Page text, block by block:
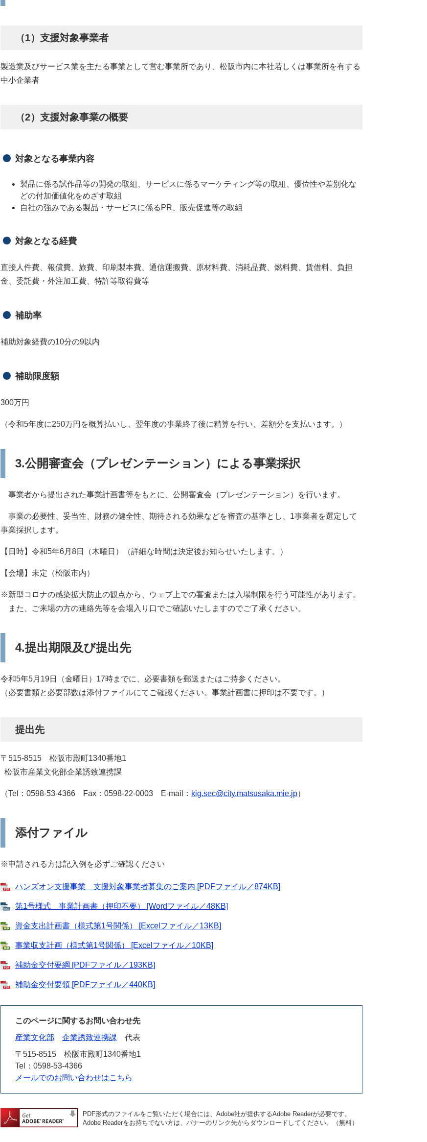
（1）支援対象事業者
製造業及びサービス業を主たる事業として営む事業所であり、松阪市内に本社若しくは事業所を有する
中小企業者
（2）支援対象事業の概要
対象となる事業内容
製品に係る試作品等の開発の取組、サービスに係るマーケティング等の取組、優位性や差別化な
どの付加価値化をめざす取組
自社の強みである製品・サービスに係るPR、販売促進等の取組
対象となる経費
直接人件費、報償費、旅費、印刷製本費、通信運搬費、原材料費、消耗品費、燃料費、賃借料、負担
金、委託費・外注加工費、特許等取得費等
補助率
補助対象経費の10分の9以内
補助限度額
300万円
（令和5年度に250万円を概算払いし、翌年度の事業終了後に精算を行い、差額分を支払います。）
3.公開審査会（プレゼンテーション）による事業採択
事業者から提出された事業計画書等をもとに、公開審査会（プレゼンテーション）を行います。
事業の必要性、妥当性、財務の健全性、期待される効果などを審査の基準とし、1事業者を選定して
事業採択します。
【日時】令和5年6月8日（木曜日）（詳細な時間は決定後お知らせいたします。）
【会場】未定（松阪市内）
※新型コロナの感染拡大防止の観点から、ウェブ上での審査または入場制限を行う可能性があります。
また、ご来場の方の連絡先等を会場入り口でご確認いたしますのでご了承ください。
4.提出期限及び提出先
令和5年5月19日（金曜日）17時までに、必要書類を郵送またはご持参ください。
（必要書類と必要部数は添付ファイルにてご確認ください。事業計画書に押印は不要です。）
提出先
〒515-8515 松阪市殿町1340番地1
松阪市産業文化部企業誘致連携課
（Tel：0598‐53‐4366 Fax：0598-22-0003 E-mail： kig.sec@city.matsusaka.mie.jp）
添付ファイル
※申請される方は記入例を必ずご確認ください
ハンズオン支援事業 支援対象事業者募集のご案内 [PDFファイル／874KB]
第1号様式 事業計画書（押印不要） [Wordファイル／48KB]
資金支出計画書（様式第1号関係） [Excelファイル／13KB]
事業収支計画（様式第1号関係） [Excelファイル／10KB]
補助金交付要綱 [PDFファイル／193KB]
補助金交付要領 [PDFファイル／440KB]
このページに関するお問い合わせ先
産業文化部
企業誘致連携課
代表
〒515-8515
松阪市殿町1340番地1
Tel：0598-53-4366
メールでのお問い合わせはこちら
PDF形式のファイルをご覧いただく場合には、Adobe社が提供するAdobe Readerが必要です。
Adobe Readerをお持ちでない方は、バナーのリンク先からダウンロードしてください。（無料）